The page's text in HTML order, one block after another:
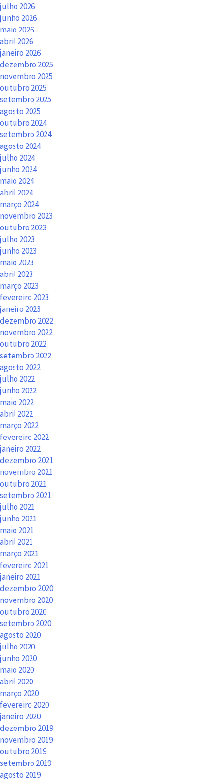
julho 2026
junho 2026
maio 2026
abril 2026
janeiro 2026
dezembro 2025
novembro 2025
outubro 2025
setembro 2025
agosto 2025
outubro 2024
setembro 2024
agosto 2024
julho 2024
junho 2024
maio 2024
abril 2024
março 2024
novembro 2023
outubro 2023
julho 2023
junho 2023
maio 2023
abril 2023
março 2023
fevereiro 2023
janeiro 2023
dezembro 2022
novembro 2022
outubro 2022
setembro 2022
agosto 2022
julho 2022
junho 2022
maio 2022
abril 2022
março 2022
fevereiro 2022
janeiro 2022
dezembro 2021
novembro 2021
outubro 2021
setembro 2021
julho 2021
junho 2021
maio 2021
abril 2021
março 2021
fevereiro 2021
janeiro 2021
dezembro 2020
novembro 2020
outubro 2020
setembro 2020
agosto 2020
julho 2020
junho 2020
maio 2020
abril 2020
março 2020
fevereiro 2020
janeiro 2020
dezembro 2019
novembro 2019
outubro 2019
setembro 2019
agosto 2019